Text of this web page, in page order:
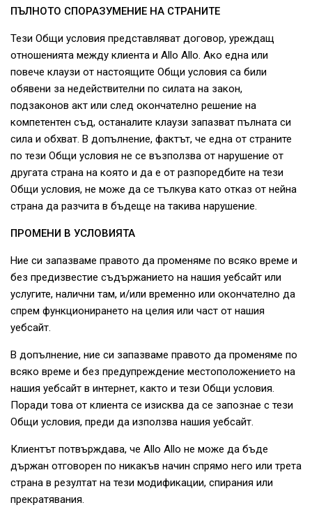
ПЪЛНОТО СПОРАЗУМЕНИЕ НА СТРАНИТЕ
Тези Общи условия представляват договор, уреждащ
отношенията между клиента и Allo Allo. Ако една или
повече клаузи от настоящите Общи условия са били
обявени за недействителни по силата на закон,
подзаконов акт или след окончателно решение на
компетентен съд, останалите клаузи запазват пълната си
сила и обхват. В допълнение, фактът, че една от страните
по тези Общи условия не се възползва от нарушение от
другата страна на която и да е от разпоредбите на тези
Общи условия, не може да се тълкува като отказ от нейна
страна да разчита в бъдеще на такива нарушение.
ПРОМЕНИ В УСЛОВИЯТА
Ние си запазваме правото да променяме по всяко време и
без предизвестие съдържанието на нашия уебсайт или
услугите, налични там, и/или временно или окончателно да
спрем функционирането на целия или част от нашия
уебсайт.
В допълнение, ние си запазваме правото да променяме по
всяко време и без предупреждение местоположението на
нашия уебсайт в интернет, както и тези Общи условия.
Поради това от клиента се изисква да се запознае с тези
Общи условия, преди да използва нашия уебсайт.
Клиентът потвърждава, че Allo Allo не може да бъде
държан отговорен по никакъв начин спрямо него или трета
страна в резултат на тези модификации, спирания или
прекратявания.